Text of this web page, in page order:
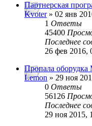
Партнерская
Kvoter» 02 янв
1 Ответы
45400
Последнее
26 фев 2016,
Пропала оборудка
Lemon » 29 ноя
0 Ответы
56126
Последнее
29 ноя 2015,